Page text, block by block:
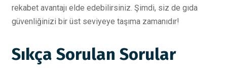
rekabet avantajı elde edebilirsiniz. Şimdi, siz de gıda
güvenliğinizi bir üst seviyeye taşıma zamanıdır!
Sıkça Sorulan Sorular